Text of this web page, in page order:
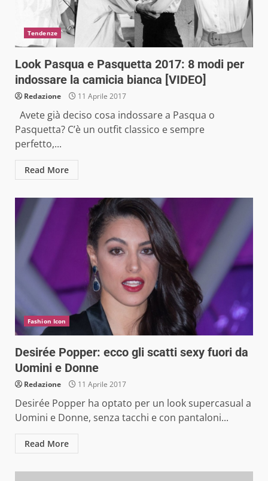
Tendenze
Look Pasqua e Pasquetta 2017: 8 modi per
indossare la camicia bianca [VIDEO]
Redazione 11 Aprile 2017
Avete già deciso cosa indossare a Pasqua o
Pasquetta? C’è un outfit classico e sempre
perfetto,...
Read More
Fashion Icon
Desirée Popper: ecco gli scatti sexy fuori da
Uomini e Donne
Redazione 11 Aprile 2017
Desirée Popper ha optato per un look supercasual a
Uomini e Donne, senza tacchi e con pantaloni...
Read More